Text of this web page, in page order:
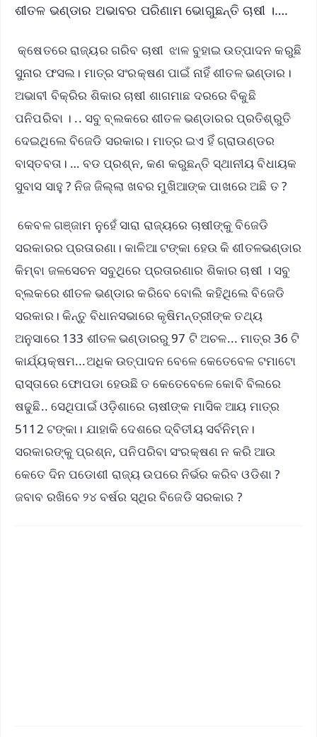
ଶୀତଳ ଭଣ୍ଡାର ଅଭାବର ପରିଣାମ ଭୋଗୁଛନ୍ତି ଚାଷୀ ।….
କ୍ଷେତରେ ରାଜ୍ୟର ଗରିବ ଚାଷୀ ଝାଳ ବୁହାଇ ଉତ୍ପାଦନ କରୁଛି
ସୁନାର ଫସଲ। ମାତ୍ର ସଂରକ୍ଷଣ ପାଇଁ ନାହିଁ ଶୀତଳ ଭଣ୍ଡାର।
ଅଭାବୀ ବିକ୍ରିର ଶିକାର ଚାଷୀ ଶାଗମାଛ ଦରରେ ବିକୁଛି
ପନିପରିବା । .. ସବୁ ବ୍ଲକରେ ଶୀତଳ ଭଣ୍ଡାରର ପ୍ରତିଶ୍ରୁତି
ଦେଇଥିଲେ ବିଜେଡି ସରକାର। ମାତ୍ର ଇଏ ହିଁ ଗ୍ରାଉଣ୍ଡର
ବାସ୍ତବତା। … ବଡ ପ୍ରଶ୍ନ, କଣ କରୁଛନ୍ତି ସ୍ଥାନୀୟ ବିଧାୟକ
ସୁବାସ ସାହୁ ? ନିଜ ଜିଲ୍ଲା ଖବର ମୁଖିଆଙ୍କ ପାଖରେ ଅଛି ତ ?
କେବଳ ଗଞ୍ଜାମ ନୁହେଁ ସାରା ରାଜ୍ୟରେ ଚାଷୀଙ୍କୁ ବିଜେଡି
ସରକାରର ପ୍ରତାରଣା। କାଳିଆ ଟଙ୍କା ହେଉ କି ଶୀତଳଭଣ୍ଡାର
କିମ୍ବା ଜଳସେଚନ ସବୁଥିରେ ପ୍ରତାରଣାର ଶିକାର ଚାଷୀ । ସବୁ
ବ୍ଲକରେ ଶୀତଳ ଭଣ୍ଡାର କରିବେ ବୋଲି କହିଥିଲେ ବିଜେଡି
ସରକାର। କିନ୍ତୁ ବିଧାନସଭାରେ କୃଷିମନ୍ତ୍ରୀଙ୍କ ତଥ୍ୟ
ଅନୁସାରେ 133 ଶୀତଳ ଭଣ୍ଡାରରୁ 97 ଟି ଅଚଳ... ମାତ୍ର 36 ଟି
କାର୍ଯ୍ୟକ୍ଷମ...ଅଧିକ ଉତ୍ପାଦନ ବେଳେ କେତେବେଳ ଟମାଟୋ
ରାସ୍ତାରେ ଫୋପଡା ହେଉଛି ତ କେତେବେଳେ କୋବି ବିଲରେ
ଷଢୁଛି.. ସେଥିପାଇଁ ଓଡ଼ିଶାରେ ଚାଷୀଙ୍କ ମାସିକ ଆୟ ମାତ୍ର
5112 ଟଙ୍କା। ଯାହାକି ଦେଶରେ ଦ୍ବିତୀୟ ସର୍ବନିମ୍ନ।
ସରକାରଙ୍କୁ ପ୍ରଶ୍ନ, ପନିପରିବା ସଂରକ୍ଷଣ ନ କରି ଆଉ
କେତେ ଦିନ ପଡୋଶୀ ରାଜ୍ୟ ଉପରେ ନିର୍ଭର କରିବ ଓଡିଶା ?
ଜବାବ ରଖିବେ ୨୪ ବର୍ଷର ସ୍ଥିର ବିଜେଡି ସରକାର ?